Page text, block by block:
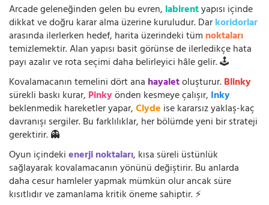
Arcade geleneğinden gelen bu evren, labirentyapısı içinde
dikkat ve doğru karar alma üzerine kuruludur. Darkoridorlar
arasında ilerlerken hedef, harita üzerindeki tüm noktaları
temizlemektir. Alan yapısı basit görünse de ilerledikçe hata
payı azalır ve rota seçimi daha belirleyici hâle gelir. 🕹️
Kovalamacanın temelini dört ana hayaletoluşturur.Blinky
sürekli baskı kurar, Pinkyönden kesmeye çalışır, Inky
beklenmedik hareketler yapar,Clyde ise kararsız yaklaş-kaç
davranışı sergiler. Bu farklılıklar, her bölümde yeni bir strateji
gerektirir. 👻
Oyun içindekienerji noktaları, kısa süreli üstünlük
sağlayarak kovalamacanın yönünü değiştirir. Bu anlarda
daha cesur hamleler yapmak mümkün olur ancak süre
kısıtlıdır ve zamanlama kritik öneme sahiptir. ⚡